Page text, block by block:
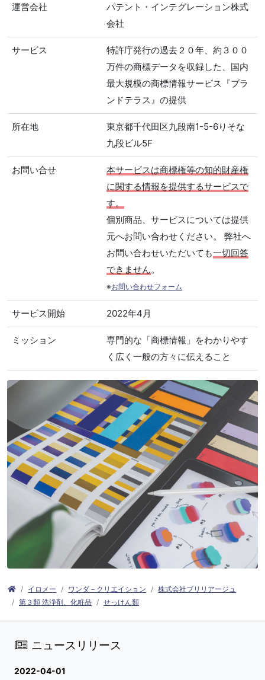
運営会社
パテント・インテグレーション株式
会社
サービス
特許庁発行の過去２０年、約３００
万件の商標データを収録した、国内
最大規模の商標情報サービス『ブラ
ンドテラス』の提供
所在地
東京都千代田区九段南1-5-6りそな
九段ビル5F
お問い合せ
本サービスは商標権等の知的財産権
に関する情報を提供するサービスで
す。
個別商品、サービスについては提供
元へお問い合わせください。 弊社へ
お問い合わせいただいても一切回答
できません。
※お問い合わせフォーム
サービス開始 2022年4月
ミッション
専門的な「商標情報」をわかりやす
く広く一般の方々に伝えること
イロメー ワンダ－クリエイション
株式会社ブリリアージュ
第３類 洗浄剤、化粧品
せっけん類
ニュースリリース
2022-04-01